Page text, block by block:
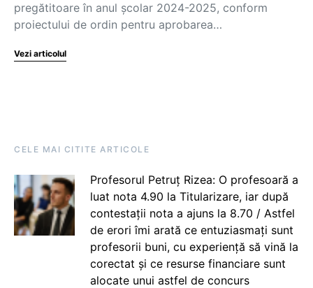
pregătitoare în anul școlar 2024-2025, conform
proiectului de ordin pentru aprobarea…
Vezi articolul
CELE MAI CITITE ARTICOLE
Profesorul Petruț Rizea: O profesoară a
luat nota 4.90 la Titularizare, iar după
contestații nota a ajuns la 8.70 / Astfel
de erori îmi arată ce entuziasmați sunt
profesorii buni, cu experiență să vină la
corectat și ce resurse financiare sunt
alocate unui astfel de concurs